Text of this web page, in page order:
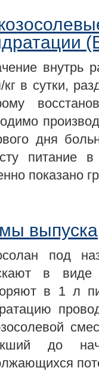
внутрь
в сутки,
дня
показано
под
в виде
в 1 л
до